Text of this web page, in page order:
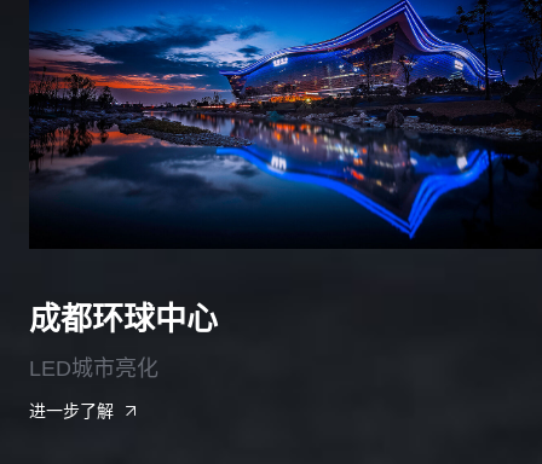
成都环球中心
LED城市亮化
进一步了解